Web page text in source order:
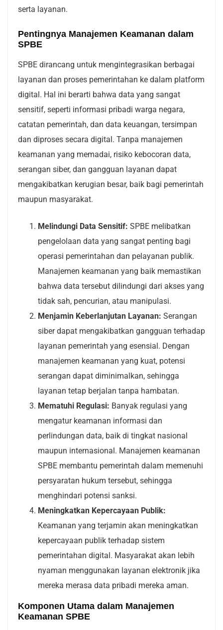
serta layanan.
Pentingnya Manajemen Keamanan dalam
SPBE
SPBE dirancang untuk mengintegrasikan berbagai
layanan dan proses pemerintahan ke dalam platform
digital. Hal ini berarti bahwa data yang sangat
sensitif, seperti informasi pribadi warga negara,
catatan pemerintah, dan data keuangan, tersimpan
dan diproses secara digital. Tanpa manajemen
keamanan yang memadai, risiko kebocoran data,
serangan siber, dan gangguan layanan dapat
mengakibatkan kerugian besar, baik bagi pemerintah
maupun masyarakat.
Melindungi Data Sensitif: SPBE melibatkan
pengelolaan data yang sangat penting bagi
operasi pemerintahan dan pelayanan publik.
Manajemen keamanan yang baik memastikan
bahwa data tersebut dilindungi dari akses yang
tidak sah, pencurian, atau manipulasi.
Menjamin Keberlanjutan Layanan: Serangan
siber dapat mengakibatkan gangguan terhadap
layanan pemerintah yang esensial. Dengan
manajemen keamanan yang kuat, potensi
serangan dapat diminimalkan, sehingga
layanan tetap berjalan tanpa hambatan.
Mematuhi Regulasi: Banyak regulasi yang
mengatur keamanan informasi dan
perlindungan data, baik di tingkat nasional
maupun internasional. Manajemen keamanan
SPBE membantu pemerintah dalam memenuhi
persyaratan hukum tersebut, sehingga
menghindari potensi sanksi.
Meningkatkan Kepercayaan Publik:
Keamanan yang terjamin akan meningkatkan
kepercayaan publik terhadap sistem
pemerintahan digital. Masyarakat akan lebih
nyaman menggunakan layanan elektronik jika
mereka merasa data pribadi mereka aman.
Komponen Utama dalam Manajemen
Keamanan SPBE